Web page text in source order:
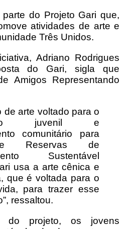
do Projeto Gari que,
atividades de arte e
Três Unidos.
Adriano Rodrigues
do Gari, sigla que
Amigos Representando
de arte voltado para o
juvenil e
comunitário para
Reservas de
Sustentável
usa a arte cênica e
que é voltada para o
para trazer esse
ressaltou.
do projeto, os jovens